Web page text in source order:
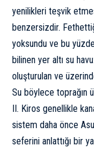
yenilikleri teşvik
benzersizdir.
yoksundu ve bu
bilinen yer altı su
oluşturulan ve
Su böylece toprağın
II. Kiros genellikle
sistem daha önce
seferini anlattığı bir